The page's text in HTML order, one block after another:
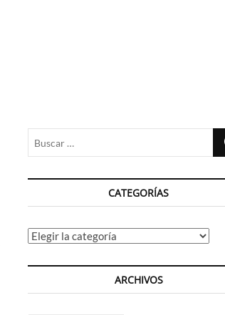
CATEGORÍAS
Categorías
ARCHIVOS